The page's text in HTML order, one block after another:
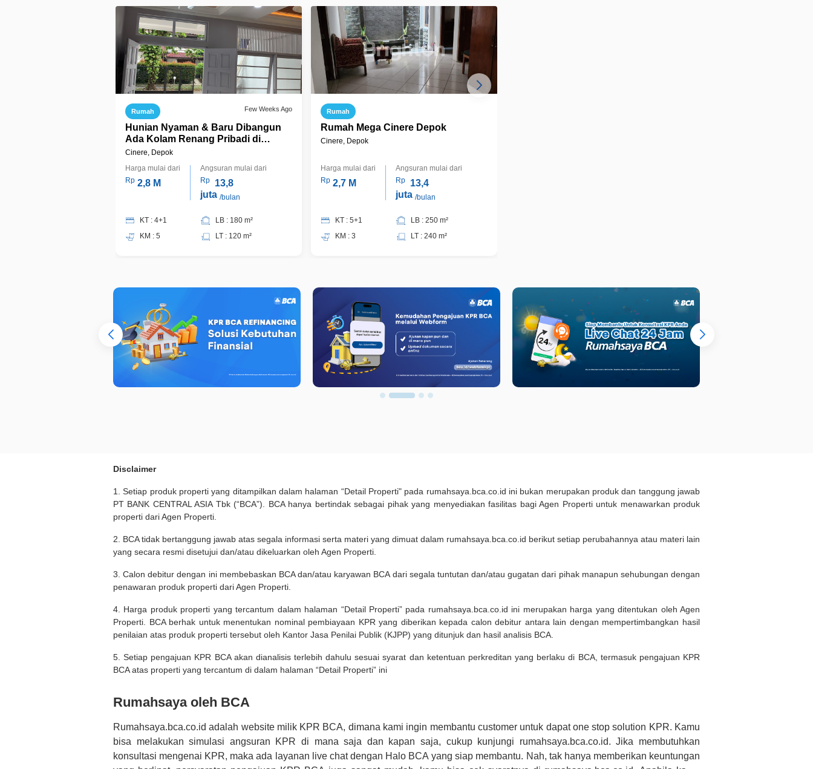
Rumah Few Weeks Ago
Hunian Nyaman & Baru Dibangun
Ada Kolam Renang Pribadi di
Megapolitan Cinere Estate
Cinere, Depok
Harga mulai dari
Rp 2,8 M
Angsuran mulai dari
Rp
13,8
juta /bulan
KT : 4+1
KM : 5
LB : 180 m²
LT : 120 m²
Rumah
Rumah Mega Cinere Depok
Cinere, Depok
Harga mulai dari
Rp 2,7 M
Angsuran mulai dari
Rp
13,4
juta /bulan
KT : 5+1
KM : 3
LB : 250 m²
LT : 240 m²
Disclaimer
1. Setiap produk properti yang ditampilkan dalam halaman “Detail Properti" pada rumahsaya.bca.co.id ini bukan merupakan produk dan tanggung jawab
PT BANK CENTRAL ASIA Tbk (“BCA”). BCA hanya bertindak sebagai pihak yang menyediakan fasilitas bagi Agen Properti untuk menawarkan produk
properti dari Agen Properti.
2. BCA tidak bertanggung jawab atas segala informasi serta materi yang dimuat dalam rumahsaya.bca.co.id berikut setiap perubahannya atau materi lain
yang secara resmi disetujui dan/atau dikeluarkan oleh Agen Properti.
3. Calon debitur dengan ini membebaskan BCA dan/atau karyawan BCA dari segala tuntutan dan/atau gugatan dari pihak manapun sehubungan dengan
penawaran produk properti dari Agen Properti.
4. Harga produk properti yang tercantum dalam halaman “Detail Properti” pada rumahsaya.bca.co.id ini merupakan harga yang ditentukan oleh Agen
Properti. BCA berhak untuk menentukan nominal pembiayaan KPR yang diberikan kepada calon debitur antara lain dengan mempertimbangkan hasil
penilaian atas produk properti tersebut oleh Kantor Jasa Penilai Publik (KJPP) yang ditunjuk dan hasil analisis BCA.
5. Setiap pengajuan KPR BCA akan dianalisis terlebih dahulu sesuai syarat dan ketentuan perkreditan yang berlaku di BCA, termasuk pengajuan KPR
BCA atas properti yang tercantum di dalam halaman “Detail Properti” ini
Rumahsaya oleh BCA
Rumahsaya.bca.co.id adalah website milik KPR BCA, dimana kami ingin membantu customer untuk dapat one stop solution KPR. Kamu
bisa melakukan simulasi angsuran KPR di mana saja dan kapan saja, cukup kunjungi rumahsaya.bca.co.id. Jika membutuhkan
konsultasi mengenai KPR, maka ada layanan live chat dengan Halo BCA yang siap membantu. Nah, tak hanya memberikan keuntungan